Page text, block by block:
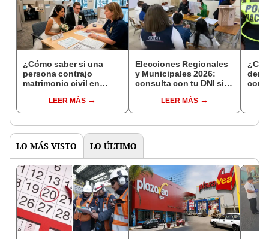
¿Cómo saber si una
persona contrajo
matrimonio civil en
LEER MÁS
Elecciones Regionales
y Municipales 2026:
consulta con tu DNI si
de mesa para este 4 de
octubre en el link oficial
LEER MÁS
con
LO MÁS VISTO LO ÚLTIMO